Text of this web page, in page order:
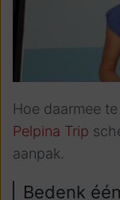
Hoe daarmee
Pelpina Trip
aanpak.
Bedenk